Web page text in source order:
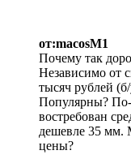
от:macosM1
Почему так
Независимо от
тысяч рублей
Популярны?
востребован
дешевле 35 мм.
цены?